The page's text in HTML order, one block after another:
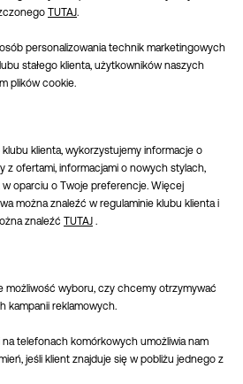
TUTAJ.
personalizowania technik marketingowych
stałego klienta, użytkowników naszych
plików cookie.
klubu klienta, wykorzystujemy informacje o
z ofertami, informacjami o nowych stylach,
oparciu o Twoje preferencje. Więcej
można znaleźć w regulaminie klubu klienta i
znaleźć TUTAJ .
możliwość wyboru, czy chcemy otrzymywać
kampanii reklamowych.
na telefonach komórkowych umożliwia nam
jeśli klient znajduje się w pobliżu jednego z